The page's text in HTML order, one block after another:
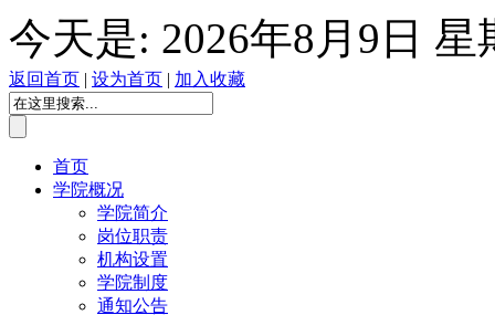
今天是: 2026年8月9日
返回首页 | 设为首页 | 加入收藏
首页
学院概况
学院简介
岗位职责
机构设置
学院制度
通知公告